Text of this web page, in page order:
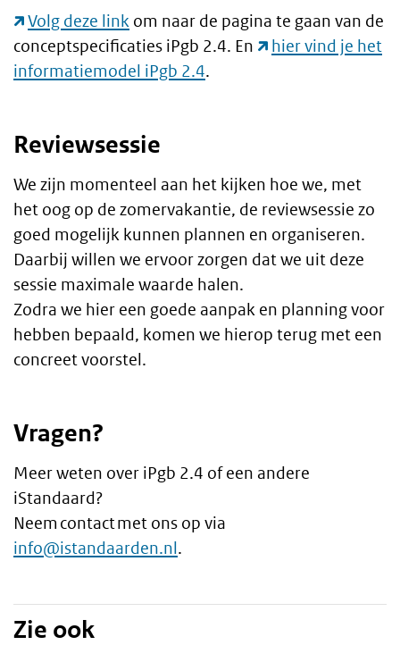
Volg deze link om naar de pagina te gaan van de
conceptspecificaties iPgb 2.4. En
hier vind je het
informatiemodel iPgb 2.4.
Reviewsessie
We zijn momenteel aan het kijken hoe we, met
het oog op de zomervakantie, de reviewsessie zo
goed mogelijk kunnen plannen en organiseren.
Daarbij willen we ervoor zorgen dat we uit deze
sessie maximale waarde halen.
Zodra we hier een goede aanpak en planning voor
hebben bepaald, komen we hierop terug met een
concreet voorstel.
Vragen?
Meer weten over iPgb 2.4 of een andere
iStandaard?
Neem contact met ons op via
info@istandaarden.nl.
Zie ook